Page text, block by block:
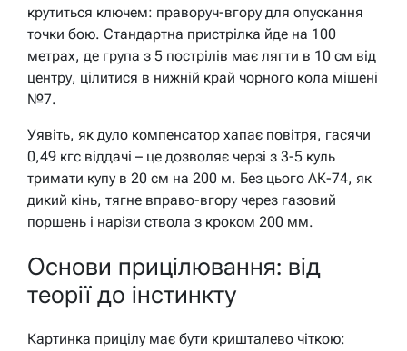
крутиться ключем: праворуч-вгору для опускання
точки бою. Стандартна пристрілка йде на 100
метрах, де група з 5 пострілів має лягти в 10 см від
центру, цілитися в нижній край чорного кола мішені
№7.
Уявіть, як дуло компенсатор хапає повітря, гасячи
0,49 кгс віддачі – це дозволяє черзі з 3-5 куль
тримати купу в 20 см на 200 м. Без цього АК-74, як
дикий кінь, тягне вправо-вгору через газовий
поршень і нарізи ствола з кроком 200 мм.
Основи прицілювання: від
теорії до інстинкту
Картинка прицілу має бути кришталево чіткою: